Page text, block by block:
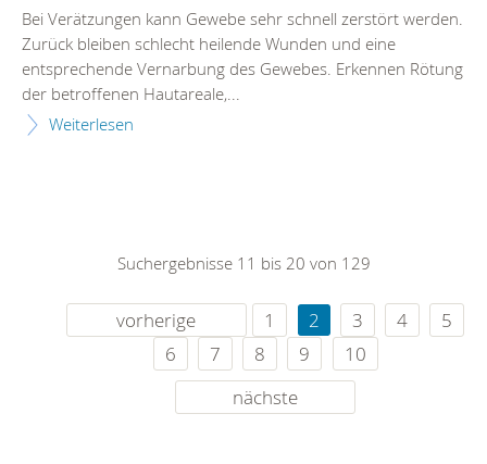
Bei Verätzungen kann Gewebe sehr schnell zerstört werden.
Zurück bleiben schlecht heilende Wunden und eine
entsprechende Vernarbung des Gewebes. Erkennen Rötung
der betroffenen Hautareale,...
Weiterlesen
Suchergebnisse 11 bis 20 von 129
vorherige 1 2 3 4
5
6
7 8 9
10
nächste